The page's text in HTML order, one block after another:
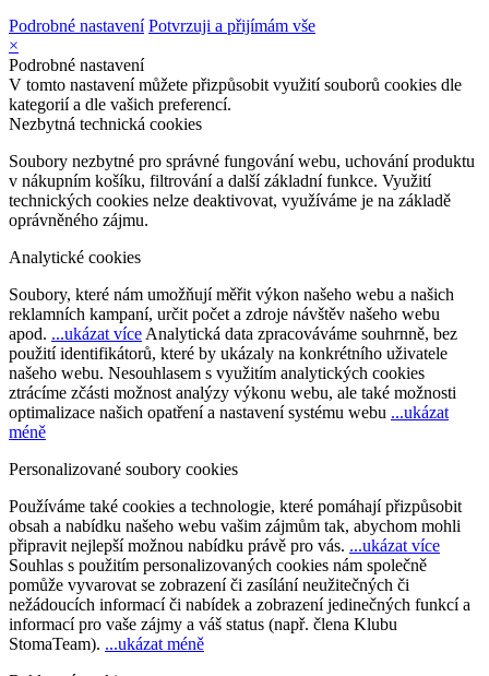
Podrobné nastavení Potvrzuji a přijímám vše
×
Podrobné nastavení
V tomto nastavení můžete přizpůsobit využití souborů cookies dle
kategorií a dle vašich preferencí.
Nezbytná technická cookies
Soubory nezbytné pro správné fungování webu, uchování produktu
v nákupním košíku, filtrování a další základní funkce. Využití
technických cookies nelze deaktivovat, využíváme je na základě
oprávněného zájmu.
Analytické cookies
Soubory, které nám umožňují měřit výkon našeho webu a našich
reklamních kampaní, určit počet a zdroje návštěv našeho webu
apod. ...ukázat víceAnalytická data zpracováváme souhrnně, bez
použití identifikátorů, které by ukázaly na konkrétního uživatele
našeho webu. Nesouhlasem s využitím analytických cookies
ztrácíme zčásti možnost analýzy výkonu webu, ale také možnosti
optimalizace našich opatření a nastavení systému webu ...ukázat
méně
Personalizované soubory cookies
Používáme také cookies a technologie, které pomáhají přizpůsobit
obsah a nabídku našeho webu vašim zájmům tak, abychom mohli
připravit nejlepší možnou nabídku právě pro vás. ...ukázat více
Souhlas s použitím personalizovaných cookies nám společně
pomůže vyvarovat se zobrazení či zasílání neužitečných či
nežádoucích informací či nabídek a zobrazení jedinečných funkcí a
informací pro vaše zájmy a váš status (např. člena Klubu
StomaTeam). ...ukázat méně